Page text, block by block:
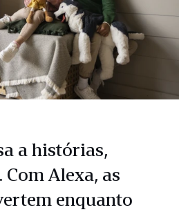
a histórias,
Alexa, as
enquanto